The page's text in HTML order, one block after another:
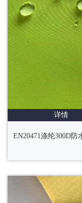
详情
EN20471涤纶300D